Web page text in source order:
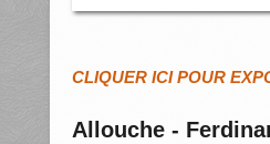
CLIQUER ICI POUR
Allouche -